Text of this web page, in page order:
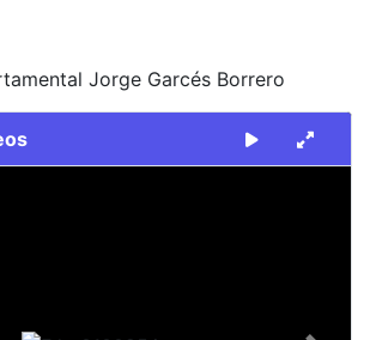
Jorge Garcés Borrero